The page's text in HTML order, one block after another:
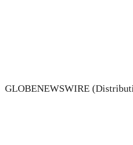
GLOBENEWSWIRE